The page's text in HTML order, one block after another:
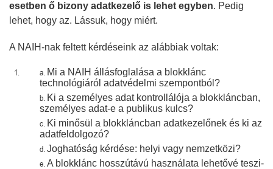
esetben ő bizony adatkezelő is lehet egyben. Pedig
lehet, hogy az. Lássuk, hogy miért.
A NAIH-nak feltett kérdéseink az alábbiak voltak:
Mi a NAIH állásfoglalása a blokklánc
technológiáról adatvédelmi szempontból?
Ki a személyes adat kontrollálója a blokkláncban,
személyes adat-e a publikus kulcs?
Ki minősül a blokkláncban adatkezelőnek és ki az
adatfeldolgozó?
Joghatóság kérdése: helyi vagy nemzetközi?
A blokklánc hosszútávú használata lehetővé teszi-